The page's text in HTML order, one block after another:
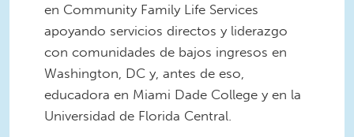
en Community Family Life Services
apoyando servicios directos y liderazgo
con comunidades de bajos ingresos en
Washington, DC y, antes de eso,
educadora en Miami Dade College y en la
Universidad de Florida Central.